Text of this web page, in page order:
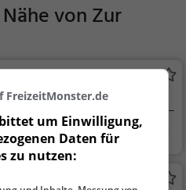
vonZur
in Mannheim
Restaurant, Aben
dessen, Mittagessen
FreizeitMonster.de
um Einwilligung,
Daten für
zu nutzen: